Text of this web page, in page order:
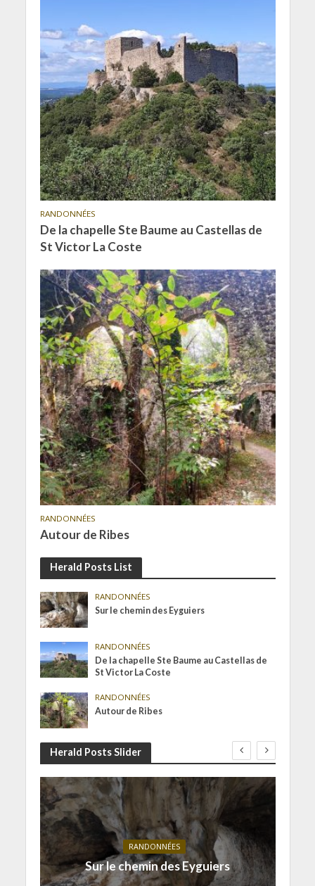
RANDONNÉES
De la chapelle Ste Baume au Castellas de
St Victor La Coste
RANDONNÉES
Autour de Ribes
Herald Posts List
RANDONNÉES
Sur le chemin des Eyguiers
RANDONNÉES
De la chapelle Ste Baume au Castellas de
St Victor La Coste
RANDONNÉES
Autour de Ribes
Herald Posts Slider
RANDONNÉES
Sur le chemin des Eyguiers